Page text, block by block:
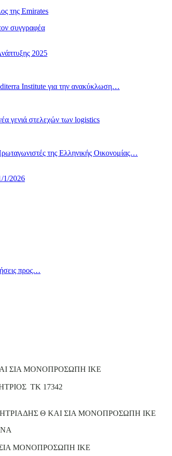
της Emirates
συγγραφέα
2025
Institute για την ανακύκλωση…
γενιά στελεχών των logistics
της Ελληνικής Οικονομίας…
προς…
ΣΙΑ ΜΟΝΟΠΡΟΣΩΠΗ ΙΚΕ
ΤΚ 17342
Θ ΚΑΙ ΣΙΑ ΜΟΝΟΠΡΟΣΩΠΗ ΙΚΕ
ΜΟΝΟΠΡΟΣΩΠΗ ΙΚΕ